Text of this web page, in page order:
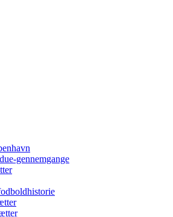
gennemgange